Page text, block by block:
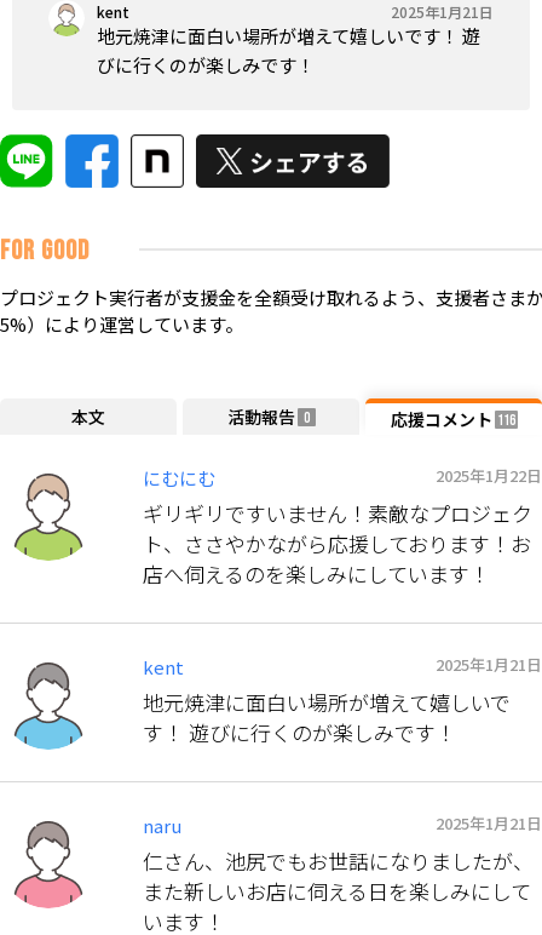
kent 2025年1月21日
地元焼津に面白い場所が増えて嬉しいです！ 遊
びに行くのが楽しみです！
FOR GOOD
プロジェクト実行者が支援金を全額受け取れるよう、支援者さま
5%）により運営しています。
本文 活動報告 0 応援コメント 116
にむにむ 2025年1月22日
ギリギリですいません！素敵なプロジェク
ト、ささやかながら応援しております！お
店へ伺えるのを楽しみにしています！
kent 2025年1月21日
地元焼津に面白い場所が増えて嬉しいで
す！ 遊びに行くのが楽しみです！
naru 2025年1月21日
仁さん、池尻でもお世話になりましたが、
また新しいお店に伺える日を楽しみにして
います！